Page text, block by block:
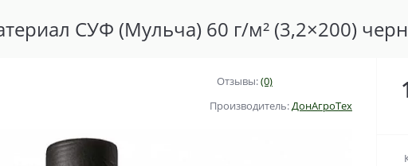
СУФ (Мульча) 60 г/м² (3,2×200)
Отзывы:(0)
Производитель:ДонАгроТех